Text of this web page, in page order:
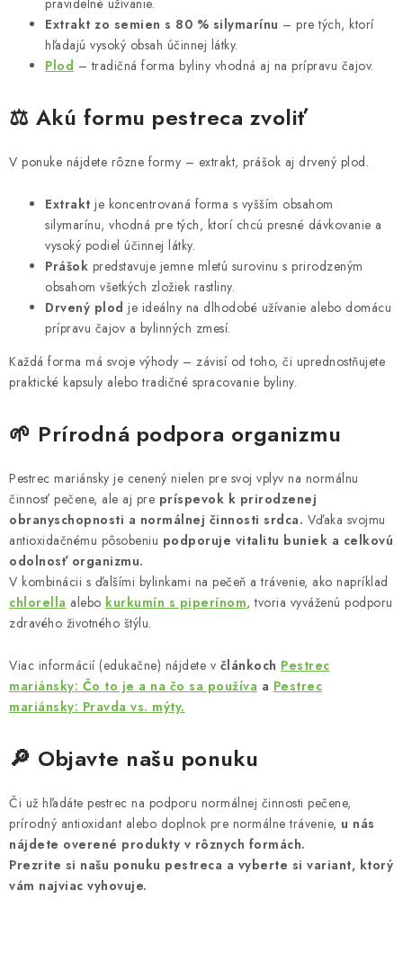
Extrakt zo semien s 80 % silymarínu – pre tých, ktorí
hľadajú vysoký obsah účinnej látky.
Plod – tradičná forma byliny vhodná aj na prípravu čajov.
⚖️ Akú formu pestreca zvoliť
V ponuke nájdete rôzne formy – extrakt, prášok aj drvený plod.
Extrakt je koncentrovaná forma s vyšším obsahom
silymarínu, vhodná pre tých, ktorí chcú presné dávkovanie a
vysoký podiel účinnej látky.
Prášok predstavuje jemne mletú surovinu s prirodzeným
obsahom všetkých zložiek rastliny.
Drvený plod je ideálny na dlhodobé užívanie alebo domácu
prípravu čajov a bylinných zmesí.
Každá forma má svoje výhody – závisí od toho, či uprednostňujete
praktické kapsuly alebo tradičné spracovanie byliny.
🌱 Prírodná podpora organizmu
Pestrec mariánsky je cenený nielen pre svoj vplyv na normálnu
činnosť pečene, ale aj pre príspevok k prirodzenej
obranyschopnosti a normálnej činnosti srdca. Vďaka svojmu
antioxidačnému pôsobeniu podporuje vitalitu buniek a celkovú
odolnosť organizmu.
V kombinácii s ďalšími bylinkami na pečeň a trávenie, ako napríklad
chlorella alebo kurkumín s piperínom, tvoria vyváženú podporu
zdravého životného štýlu.
Viac informácií (edukačne) nájdete v článkoch Pestrec
mariánsky: Čo to je a na čo sa používa a Pestrec
mariánsky: Pravda vs. mýty.
🔎 Objavte našu ponuku
Či už hľadáte pestrec na podporu normálnej činnosti pečene,
prírodný antioxidant alebo doplnok pre normálne trávenie, u nás
nájdete overené produkty v rôznych formách.
Prezrite si našu ponuku pestreca a vyberte si variant, ktorý
vám najviac vyhovuje.